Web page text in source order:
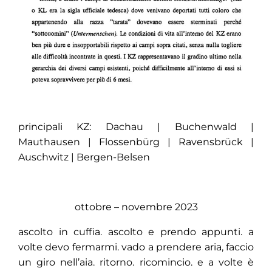
principali KZ: Dachau | Buchenwald |
Mauthausen | Flossenbürg | Ravensbrück |
Auschwitz | Bergen-Belsen
ottobre – novembre 2023
ascolto in cuffia. ascolto e prendo appunti. a
volte devo fermarmi. vado a prendere aria, faccio
un giro nell’aia. ritorno. ricomincio. e a volte è